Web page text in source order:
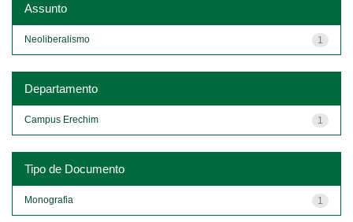
Assunto
1
Neoliberalismo
Departamento
1
Campus Erechim
Tipo de Documento
1
Monografia